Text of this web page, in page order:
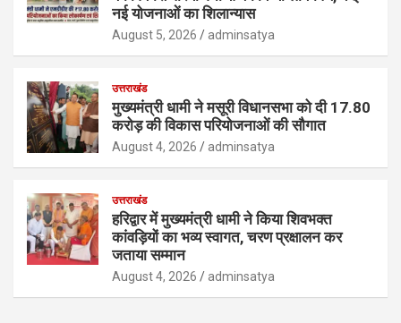
नई योजनाओं का शिलान्यास
August 5, 2026 adminsatya
उत्तराखंड
मुख्यमंत्री धामी ने मसूरी विधानसभा को दी 17.80
करोड़ की विकास परियोजनाओं की सौगात
August 4, 2026 adminsatya
उत्तराखंड
हरिद्वार में मुख्यमंत्री धामी ने किया शिवभक्त
कांवड़ियों का भव्य स्वागत, चरण प्रक्षालन कर
जताया सम्मान
August 4, 2026 adminsatya